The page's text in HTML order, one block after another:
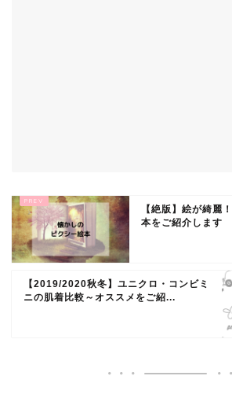
【絶版】絵が綺麗
本をご紹介します
【2019/2020秋冬】ユニクロ・コンビミ
ニの肌着比較～オススメをご紹...